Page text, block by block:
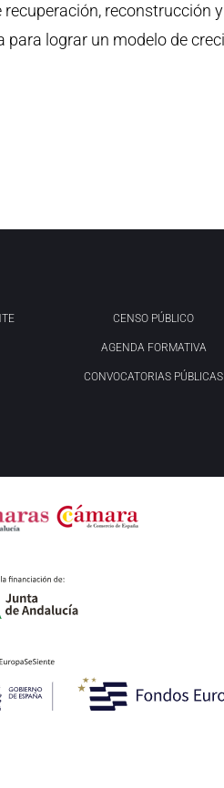
reconstrucción
lograr un modelo de
CENSO PÚBLICO
AGENDA FORMATIVA
CONVOCATORIAS PÚBLICAS